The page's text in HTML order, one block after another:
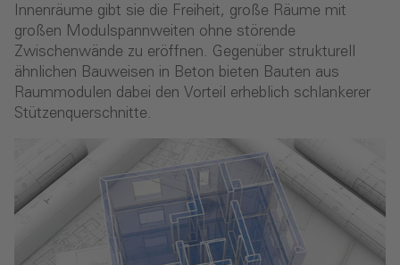
Innenräume gibt sie die Freiheit, große Räume mit
großen Modulspannweiten ohne störende
Zwischenwände zu eröffnen. Gegenüber strukturell
ähnlichen Bauweisen in Beton bieten Bauten aus
Raummodulen dabei den Vorteil erheblich schlankerer
Stützenquerschnitte.